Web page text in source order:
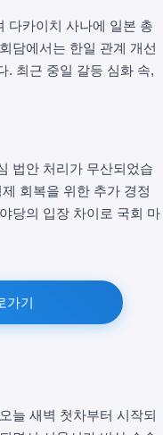
다카이치 사나에 일본 총
담에서는 한일 관계 개선
. 최근 중일 갈등 심화 속,
법안 처리가 무산되었습
회복을 위한 추가 경정
당의 입장 차이로 국회 마
가기
늘 새벽 첫차부터 시작되